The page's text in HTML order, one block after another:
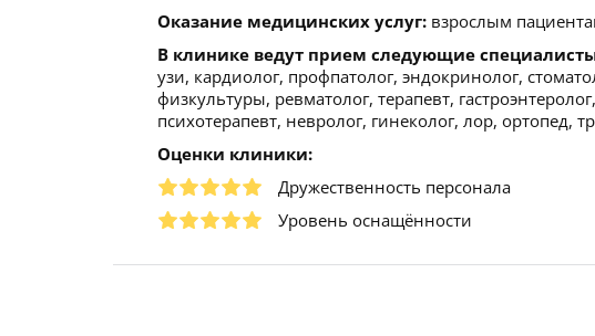
Оказание медицинских услуг: взрослым
В клинике ведут прием следующие
узи, кардиолог, профпатолог, эндокринолог,
физкультуры, ревматолог, терапевт,
психотерапевт, невролог, гинеколог, лор, ортопед,
Оценки клиники:
Дружественность персонала
Уровень оснащённости